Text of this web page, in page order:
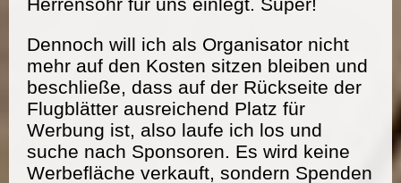
Herrensohr für uns einlegt. Super!
Dennoch will ich als Organisator nicht
mehr auf den Kosten sitzen bleiben und
beschließe, dass auf der Rückseite der
Flugblätter ausreichend Platz für
Werbung ist, also laufe ich los und
suche nach Sponsoren. Es wird keine
Werbefläche verkauft, sondern Spenden